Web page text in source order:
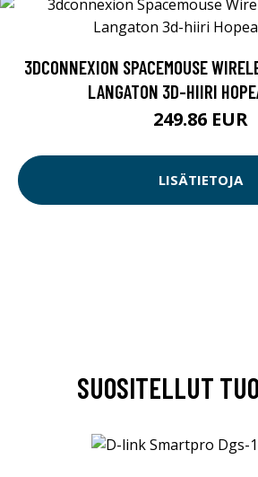
3DCONNEXION SPACEMOUSE
LANGATON 3D-HIIRI
249.86 EUR
LISÄTIETOJA
SUOSITELLUT